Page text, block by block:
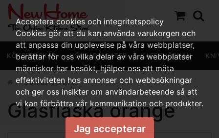
KÖKSREDSKAP KÖKSAPPARATER KAFFEHÖRNAN
Glasflaska orange
Glasflaska orange
Acceptera cookies och integritetspolicy
Cookies gör att du kan använda varukorgen och
att anpassa din upplevelse på våra webbplatser,
berättar för oss vilka delar av våra webbplatser
människor har besökt, hjälper oss att mäta
effektiviteten hos annonser och webbsökningar
och ger oss insikter om användarbeteende så att
vi kan förbättra vår kommunikation och produkter.
Jag accepterar